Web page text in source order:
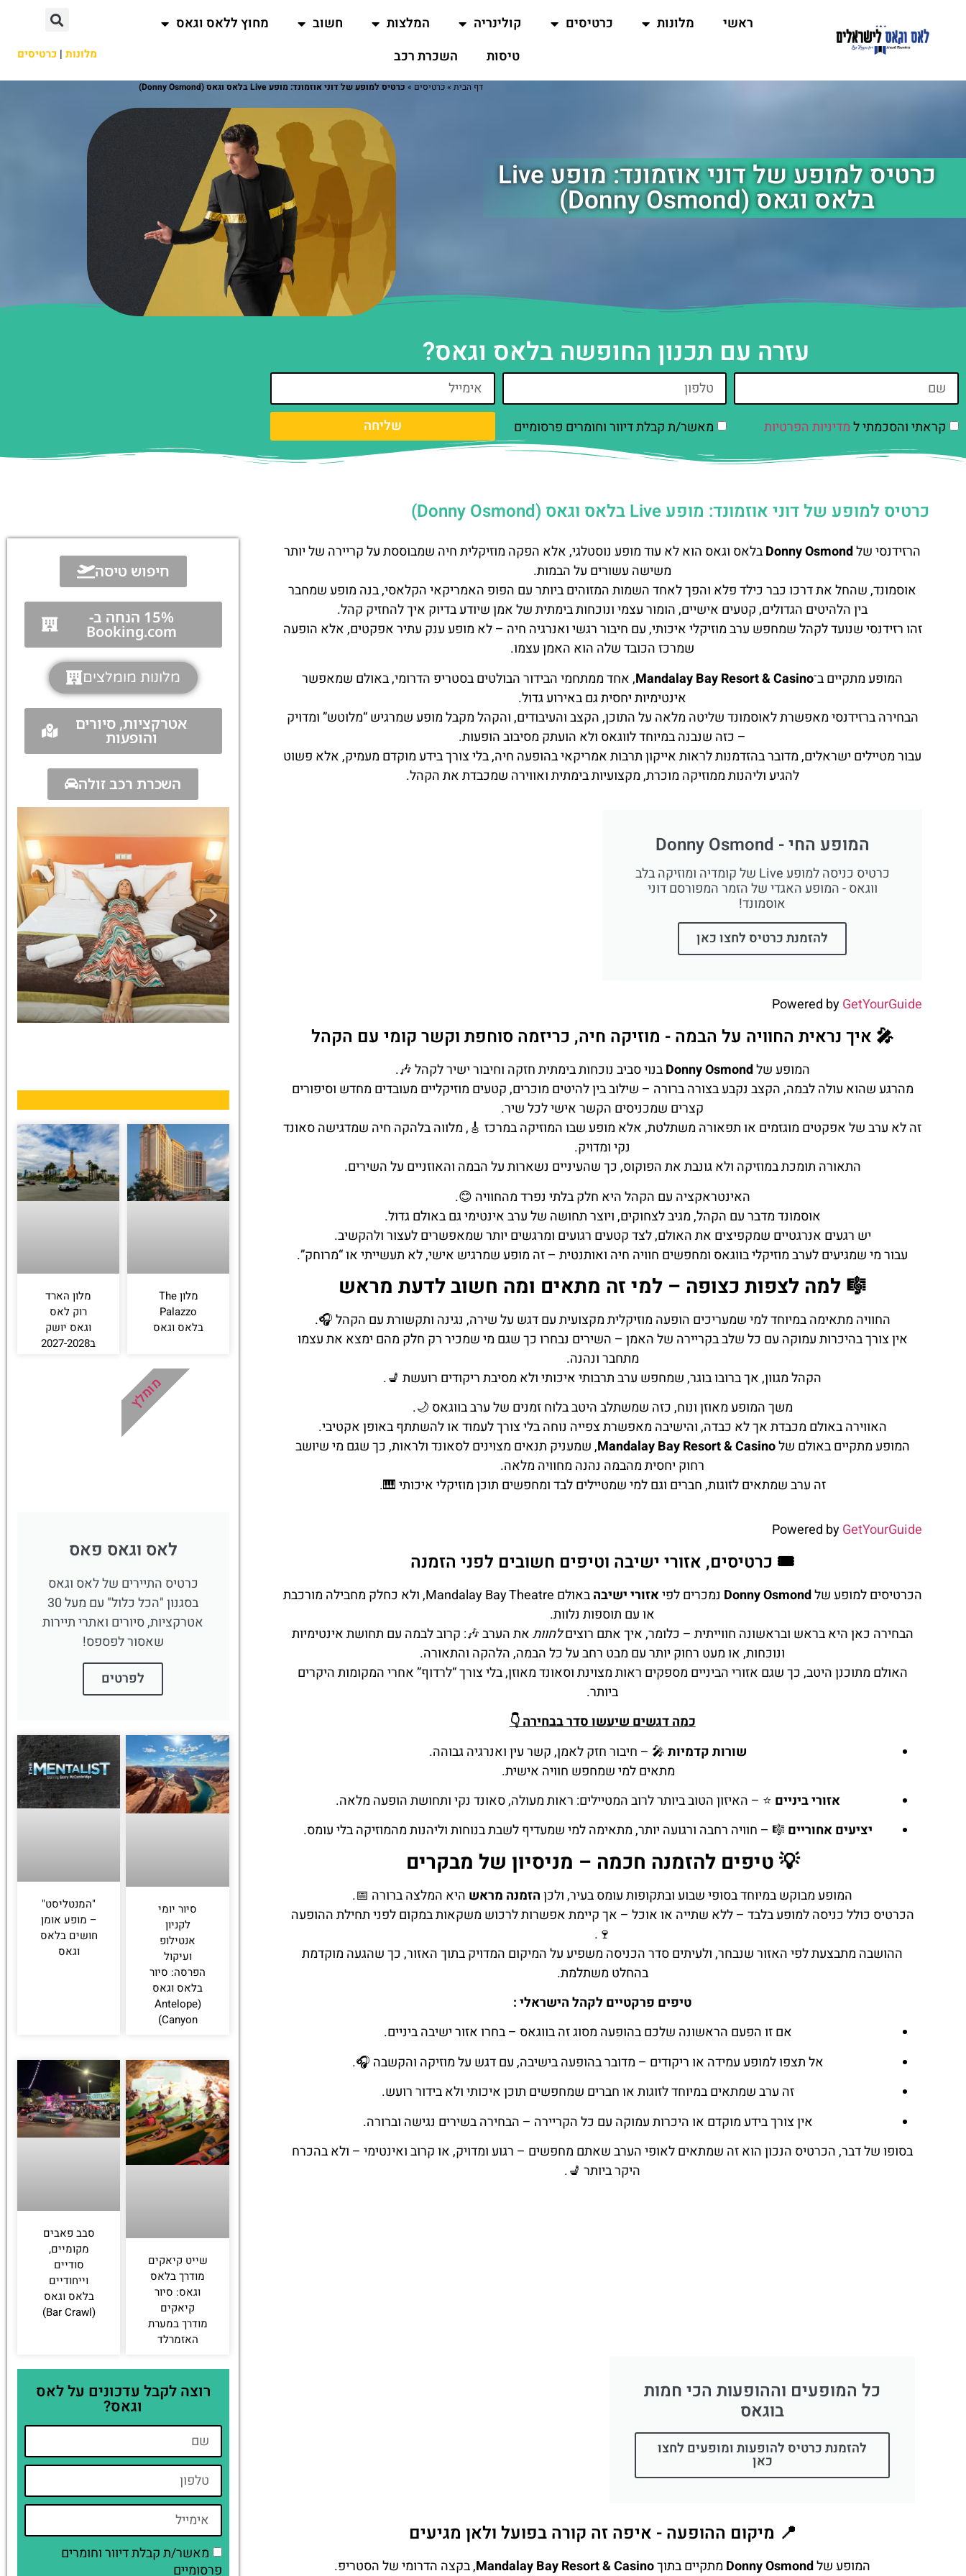
ראשי מלונות כרטיסים קולינריה המלצות חשוב
מחוץ ללאס וגאס
טיסות
השכרת רכב מלונות | כרטיסים
כרטיס למופע של דוני אוזמונד: מופע Live
בלאס וגאס (Donny Osmond)
דף הבית »כרטיסים » כרטיס למופע של דוני אוזמונד: מופע Live בלאס וגאס (Donny Osmond)
עזרה עם תכנון החופשה בלאס וגאס?
קראתי והסכמתי למדיניות הפרטיות מאשר/ת קבלת דיוור וחומרים פרסומיים שליחה
כרטיס למופע של דוני אוזמונד: מופע Live בלאס וגאס (Donny Osmond)
הרזידנסי שלDonny Osmondבלאס וגאס הוא לא עוד מופע נוסטלגי, אלא הפקה מוזיקלית חיה שמבוססת על קריירה של יותר
משישה עשורים על הבמות.
אוסמונד, שהחל את דרכו כבר כילד פלא והפך לאחד השמות המזוהים ביותר עם הפופ האמריקאי הקלאסי, בנה מופע שמחבר
בין הלהיטים הגדולים, קטעים אישיים, הומור עצמי ונוכחות בימתית של אמן שיודע בדיוק איך להחזיק קהל.
זהו רזידנסי שנועד לקהל שמחפש ערב מוזיקלי איכותי, עם חיבור רגשי ואנרגיה חיה – לא מופע ענק עתיר אפקטים, אלא הופעה
שמרכז הכובד שלה הוא האמן עצמו.
המופע מתקיים ב־Mandalay Bay Resort & Casino, אחד ממתחמי הבידור הבולטים בסטריפ הדרומי, באולם שמאפשר
אינטימיות יחסית גם באירוע גדול.
הבחירה ברזידנסי מאפשרת לאוסמונד שליטה מלאה על התוכן, הקצב והעיבודים, והקהל מקבל מופע שמרגיש “מלוטש” ומדויק
– כזה שנבנה במיוחד לווגאס ולא הועתק מסיבוב הופעות.
עבור מטיילים ישראלים, מדובר בהזדמנות לראות אייקון תרבות אמריקאי בהופעה חיה, בלי צורך בידע מוקדם מעמיק, אלא פשוט
להגיע וליהנות ממוזיקה מוכרת, מקצועיות בימתית ואווירה שמכבדת את הקהל.
המופע החי - Donny Osmond
כרטיס כניסה למופע Live של קומדיה ומוזיקה בלב
ווגאס - המופע האגדי של הזמר המפורסם דוני
אוסמונד!
להזמנת כרטיס לחצו כאן
Powered byGetYourGuide
🎤 איך נראית החוויה על הבמה - מוזיקה חיה, כריזמה סוחפת וקשר קומי עם הקהל
המופע שלDonny Osmondבנוי סביב נוכחות בימתית חזקה וחיבור ישיר לקהל 🎶.
מהרגע שהוא עולה לבמה, הקצב נקבע בצורה ברורה – שילוב בין להיטים מוכרים, קטעים מוזיקליים מעובדים מחדש וסיפורים
קצרים שמכניסים הקשר אישי לכל שיר.
זה לא ערב של אפקטים מוגזמים או תפאורה משתלטת, אלא מופע שבו המוזיקה במרכז 🎸, מלווה בלהקה חיה שמדגישה סאונד
נקי ומדויק.
התאורה תומכת במוזיקה ולא גונבת את הפוקוס, כך שהעיניים נשארות על הבמה והאוזניים על השירים.
האינטראקציה עם הקהל היא חלק בלתי נפרד מהחוויה 😊.
אוסמונד מדבר עם הקהל, מגיב לצחוקים, ויוצר תחושה של ערב אינטימי גם באולם גדול.
יש רגעים אנרגטיים שמקפיצים את האולם, לצד קטעים רגועים ומרגשים יותר שמאפשרים לעצור ולהקשיב.
עבור מי שמגיעים לערב מוזיקלי בווגאס ומחפשים חוויה חיה ואותנטית – זה מופע שמרגיש אישי, לא תעשייתי או “מרוחק”.
🎼 למה לצפות כצופה – למי זה מתאים ומה חשוב לדעת מראש
החוויה מתאימה במיוחד למי שמעריכים הופעה מוזיקלית מקצועית עם דגש על שירה, נגינה ותקשורת עם הקהל 🎧.
אין צורך בהיכרות עמוקה עם כל שלב בקריירה של האמן – השירים נבחרו כך שגם מי שמכיר רק חלק מהם ימצא את עצמו
מתחבר ונהנה.
הקהל מגוון, אך ברובו בוגר, שמחפש ערב תרבותי איכותי ולא מסיבת ריקודים רועשת 💺.
משך המופע מאוזן ונוח, כזה שמשתלב היטב בלוח זמנים של ערב בווגאס 🌙.
האווירה באולם מכבדת אך לא כבדה, והישיבה מאפשרת צפייה נוחה בלי צורך לעמוד או להשתתף באופן אקטיבי.
המופע מתקיים באולם שלMandalay Bay Resort & Casino, שמעניק תנאים מצוינים לסאונד ולראות, כך שגם מי שיושב
רחוק יחסית מהבמה נהנה מחוויה מלאה.
זה ערב שמתאים לזוגות, חברים וגם למי שמטיילים לבד ומחפשים תוכן מוזיקלי איכותי 🎹.
Powered byGetYourGuide
🎟️ כרטיסים, אזורי ישיבה וטיפים חשובים לפני הזמנה
הכרטיסים למופע שלDonny Osmond נמכרים לפיאזורי ישיבה
באולם Mandalay Bay Theatre, ולא כחלק מחבילה מורכבת
או עם תוספות נלוות.
הבחירה כאן היא בראש ובראשונה חווייתית – כלומר, איך אתם רוציםלחוותאת הערב 🎶: קרוב לבמה עם תחושת אינטימיות
ונוכחות, או מעט רחוק יותר עם מבט רחב על כל הבמה, הלהקה והתאורה.
האולם מתוכנן היטב, כך שגם אזורי הביניים מספקים ראות מצוינת וסאונד מאוזן, בלי צורך “לרדוף” אחרי המקומות היקרים
ביותר.
כמה דגשים שיעשו סדר בבחירה 👇
שורות קדמיות🎤 – חיבור חזק לאמן, קשר עין ואנרגיה גבוהה.
מתאים למי שמחפש חוויה אישית.
אזורי ביניים ⭐ – האיזון הטוב ביותר לרוב המטיילים: ראות מעולה, סאונד נקי ותחושת הופעה מלאה.
יציעים אחוריים 🎼 – חוויה רחבה ורגועה יותר, מתאימה למי שמעדיף לשבת בנוחות וליהנות מהמוזיקה בלי עומס.
💡 טיפים להזמנה חכמה – מניסיון של מבקרים
המופע מבוקש במיוחד בסופי שבוע ובתקופות עומס בעיר, ולכןהזמנה מראש היא המלצה ברורה 📅.
הכרטיס כולל כניסה למופע בלבד – ללא שתייה או אוכל – אך קיימת אפשרות לרכוש משקאות במקום לפני תחילת ההופעה
🍷.
ההושבה מתבצעת לפי האזור שנבחר, ולעיתים סדר הכניסה משפיע על המיקום המדויק בתוך האזור, כך שהגעה מוקדמת
בהחלט משתלמת.
טיפים פרקטיים לקהל הישראלי :
אם זו הפעם הראשונה שלכם בהופעה מסוג זה בווגאס – בחרו אזור ישיבה ביניים.
אל תצפו למופע עמידה או ריקודים – מדובר בהופעה בישיבה, עם דגש על מוזיקה והקשבה 🎧.
זה ערב שמתאים במיוחד לזוגות או חברים שמחפשים תוכן איכותי ולא בידור רועש.
אין צורך בידע מוקדם או היכרות עמוקה עם כל הקריירה – הבחירה בשירים נגישה וברורה.
בסופו של דבר, הכרטיס הנכון הוא זה שמתאים לאופי הערב שאתם מחפשים – רגוע ומדויק, או קרוב ואינטימי – ולא בהכרח
היקר ביותר 💺.
כל המופעים וההופעות הכי חמות
בוגאס
להזמנת כרטיס להופעות ומופעים לחצו
כאן
📍 מיקום ההופעה - איפה זה קורה בפועל ולאן מגיעים
המופע שלDonny Osmond מתקיים בתוךMandalay Bay Resort & Casino, בקצה הדרומי של הסטריפ.
חיפוש טיסה
15% הנחה ב-
Booking.com
מלונות מומלצים
אטרקציות, סיורים
והופעות
השכרת רכב זולה
לחצו
פה!
מלון The
Palazzo
בלאס וגאס
מלון הארד
רוק לאס
וגאס יושק
ב2027-2028
לאס וגאס פאס
כרטיס התיירים של לאס וגאס
בסגנון "הכל כלול" עם מעל 30
אטרקציות, סיורים ואתרי תיירות
שאסור לפספס!
לפרטים
מומלץ
סיור יומי
לקניון
אנטילופ
ועיקול
הפרסה: סיור
בלאס וגאס
(Antelope
Canyon)
"המנטליסט"
– מופע אומן
חושים בלאס
וגאס
שייט קיאקים
מודרך בלאס
וגאס: סיור
קיאקים
מודרך במערת
האזמרלד
סבב פאבים
מקומיים,
סודיים
וייחודיים
בלאס וגאס
(Bar Crawl)
רוצה לקבל עדכונים על לאס
וגאס?
מאשר/ת קבלת דיוור וחומרים
פרסומיים